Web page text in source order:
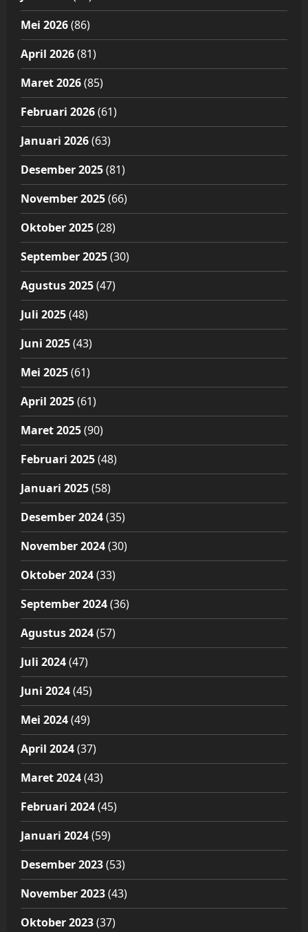
Mei 2026(86)
April 2026(81)
Maret 2026(85)
Februari 2026(61)
Januari 2026(63)
Desember 2025(81)
November 2025(66)
Oktober 2025(28)
September 2025(30)
Agustus 2025(47)
Juli 2025(48)
Juni 2025(43)
Mei 2025(61)
April 2025(61)
Maret 2025(90)
Februari 2025(48)
Januari 2025(58)
Desember 2024(35)
November 2024(30)
Oktober 2024(33)
September 2024(36)
Agustus 2024(57)
Juli 2024(47)
Juni 2024(45)
Mei 2024(49)
April 2024(37)
Maret 2024(43)
Februari 2024(45)
Januari 2024(59)
Desember 2023(53)
November 2023(43)
Oktober 2023(37)